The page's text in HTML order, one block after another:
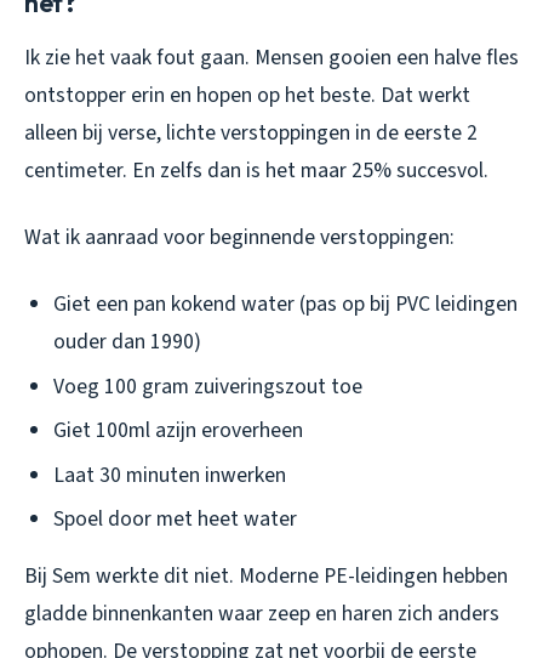
Ik zie het vaak fout gaan. Mensen gooien een halve fles
ontstopper erin en hopen op het beste. Dat werkt
alleen bij verse, lichte verstoppingen in de eerste 2
centimeter. En zelfs dan is het maar 25% succesvol.
Wat ik aanraad voor beginnende verstoppingen:
Giet een pan kokend water (pas op bij PVC leidingen
ouder dan 1990)
Voeg 100 gram zuiveringszout toe
Giet 100ml azijn eroverheen
Laat 30 minuten inwerken
Spoel door met heet water
Bij Sem werkte dit niet. Moderne PE-leidingen hebben
gladde binnenkanten waar zeep en haren zich anders
ophopen. De verstopping zat net voorbij de eerste